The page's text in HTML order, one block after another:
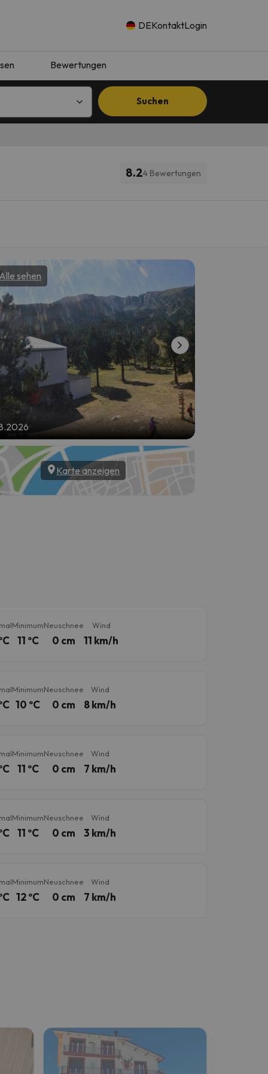
DEKontaktLogin
Bewertungen
Suchen
8.24 Bewertungen
Alle sehen
Karte anzeigen
Minimum
11 ºC
Neuschnee
0 cm
Wind
11 km/h
Minimum
10 ºC
Neuschnee
0 cm
Wind
8 km/h
Minimum
11 ºC
Neuschnee
0 cm
Wind
7 km/h
Minimum
11 ºC
Neuschnee
0 cm
Wind
3 km/h
Minimum
12 ºC
Neuschnee
0 cm
Wind
7 km/h